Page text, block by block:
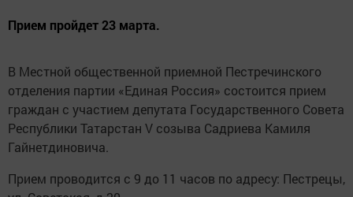
Прием пройдет 23 марта.
В Местной общественной приемной Пестречинского
отделения партии «Единая Россия» состоится прием
граждан с участием депутата Государственного Совета
Республики Татарстан V созыва Садриева Камиля
Гайнетдиновича.
Прием проводится с 9 до 11 часов по адресу: Пестрецы,